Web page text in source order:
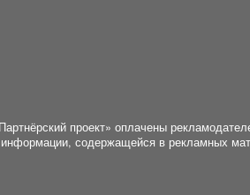
котельная. Под
смородина, две теплицы.
3 500 000 рублей.
проект» оплачены
информации, содержащейся в рекламных